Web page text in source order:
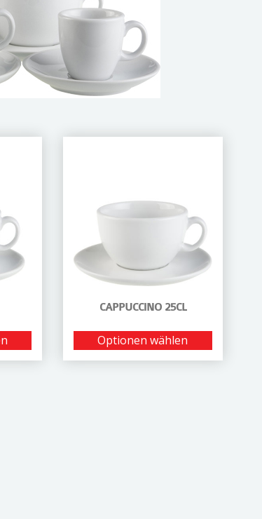
CAPPUCCINO 25CL
Optionen wählen